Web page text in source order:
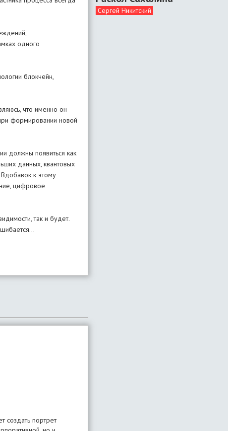
одного
блокчейн,
что именно он
формировании новой
должны появиться как
данных, квантовых
к этому
цифровое
так и будет.
создать портрет
Сергей Никитский